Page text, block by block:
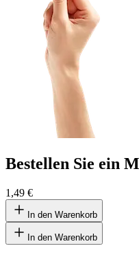
Bestellen Sie ein
1,49 €
In den Warenkorb
In den Warenkorb